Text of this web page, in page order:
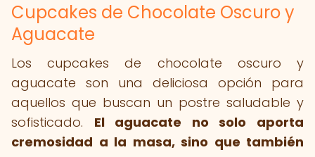
Cupcakes de Chocolate Oscuro y
Aguacate
Los cupcakes de chocolate oscuro y
aguacate son una deliciosa opción para
aquellos que buscan un postre saludable y
sofisticado. El aguacate no solo aporta
cremosidad a la masa, sino que también